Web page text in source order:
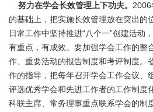
努力在学会长效管理上下功夫。 2006
的基础上，把实施长效管理放在突出的
日常工作中坚持推进“八个一”创建活动
有重点，有成效。要加强学会工作的整
作、重要活动的报告制度和考评制度。
作的指导，把每年召开学会工作会议、
评选优秀学会和先进工作者的工作制度
科联主席、常务理事重点联系学会的制